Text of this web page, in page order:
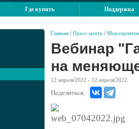
Где купить Поддержка
Главная / Пресс-центр / Мероприятия
Вебинар
на
12 апреля'2022 - 12 апреля'2022
Поделиться: